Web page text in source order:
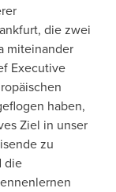
, die zwei
miteinander
Executive
haben,
Ziel in unser
zu
die